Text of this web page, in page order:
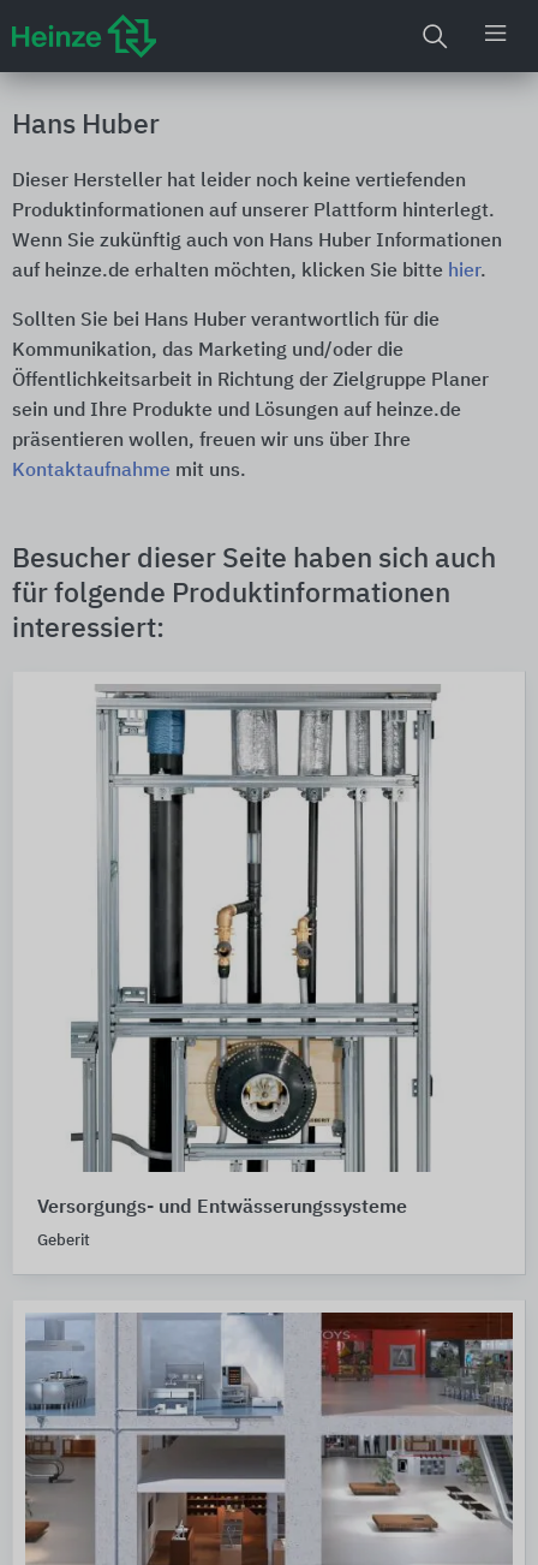
Hans Huber
Dieser Hersteller hat leider noch keine vertiefenden
Produktinformationen auf unserer Plattform hinterlegt.
Wenn Sie zukünftig auch von Hans Huber Informationen
auf heinze.de erhalten möchten, klicken Sie bitte hier.
Sollten Sie bei Hans Huber verantwortlich für die
Kommunikation, das Marketing und/oder die
Öffentlichkeitsarbeit in Richtung der Zielgruppe Planer
sein und Ihre Produkte und Lösungen auf heinze.de
präsentieren wollen, freuen wir uns über Ihre
Kontaktaufnahme mit uns.
Besucher dieser Seite haben sich auch
für folgende Produktinformationen
interessiert:
Versorgungs- und Entwässerungssysteme
Geberit